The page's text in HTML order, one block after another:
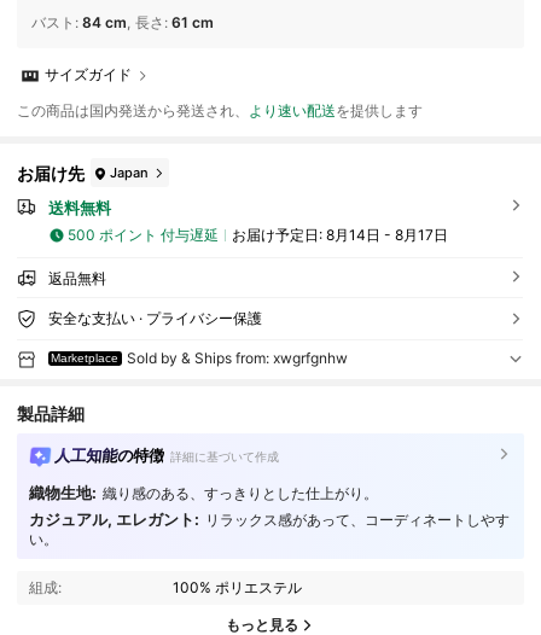
バスト : 84 cm 長さ : 61 cm
サイズガイド
この商品は国内発送から発送され、 より速い配送を提供します
お届け先 Japan
送料無料
500 ポイント 付与遅延 お届け予定日: 8月14日 - 8月17日
返品無料
安全な支払い · プライバシー保護
Marketplace Sold by & Ships from: xwgrfgnhw
製品詳細
人工知能の特徴 詳細に基づいて作成
織物生地: 織り感のある、すっきりとした仕上がり。
カジュアル, エレガント: リラックス感があって、コーディネートしやす
い。
組成: 100% ポリエステル
もっと見る
22 フォロワー